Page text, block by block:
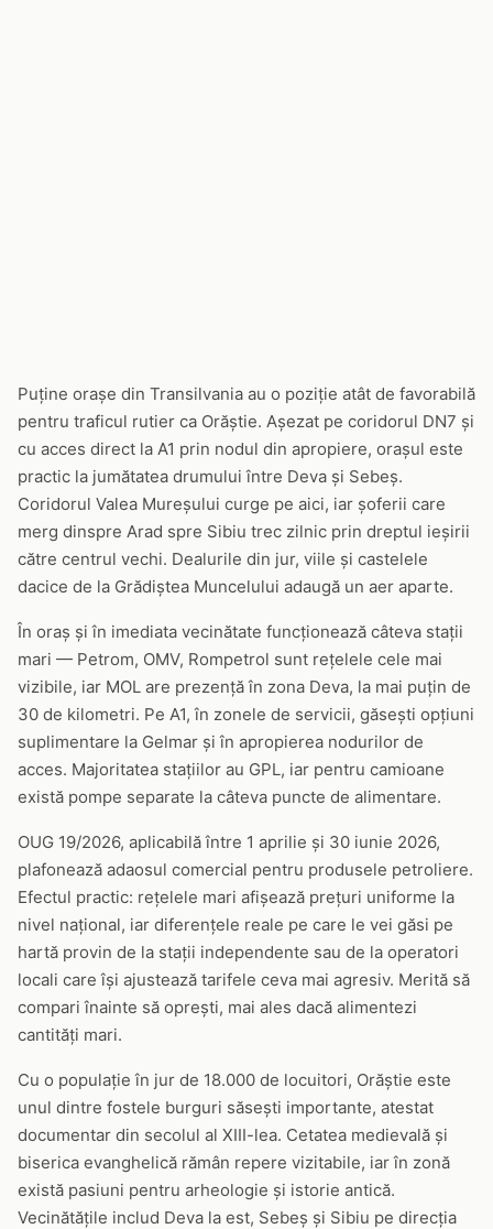
Puține orașe din Transilvania au o poziție atât de favorabilă
pentru traficul rutier ca Orăștie. Așezat pe coridorul DN7 și
cu acces direct la A1 prin nodul din apropiere, orașul este
practic la jumătatea drumului între Deva și Sebeș.
Coridorul Valea Mureșului curge pe aici, iar șoferii care
merg dinspre Arad spre Sibiu trec zilnic prin dreptul ieșirii
către centrul vechi. Dealurile din jur, viile și castelele
dacice de la Grădiștea Muncelului adaugă un aer aparte.
În oraș și în imediata vecinătate funcționează câteva stații
mari — Petrom, OMV, Rompetrol sunt rețelele cele mai
vizibile, iar MOL are prezență în zona Deva, la mai puțin de
30 de kilometri. Pe A1, în zonele de servicii, găsești opțiuni
suplimentare la Gelmar și în apropierea nodurilor de
acces. Majoritatea stațiilor au GPL, iar pentru camioane
există pompe separate la câteva puncte de alimentare.
OUG 19/2026, aplicabilă între 1 aprilie și 30 iunie 2026,
plafonează adaosul comercial pentru produsele petroliere.
Efectul practic: rețelele mari afișează prețuri uniforme la
nivel național, iar diferențele reale pe care le vei găsi pe
hartă provin de la stații independente sau de la operatori
locali care își ajustează tarifele ceva mai agresiv. Merită să
compari înainte să oprești, mai ales dacă alimentezi
cantități mari.
Cu o populație în jur de 18.000 de locuitori, Orăștie este
unul dintre fostele burguri săsești importante, atestat
documentar din secolul al XIII-lea. Cetatea medievală și
biserica evanghelică rămân repere vizitabile, iar în zonă
există pasiuni pentru arheologie și istorie antică.
Vecinătățile includ Deva la est, Sebeș și Sibiu pe direcția